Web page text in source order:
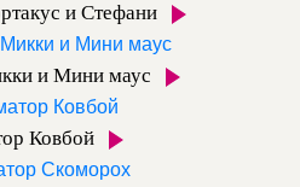
и Стефани
и Мини маус
Ковбой